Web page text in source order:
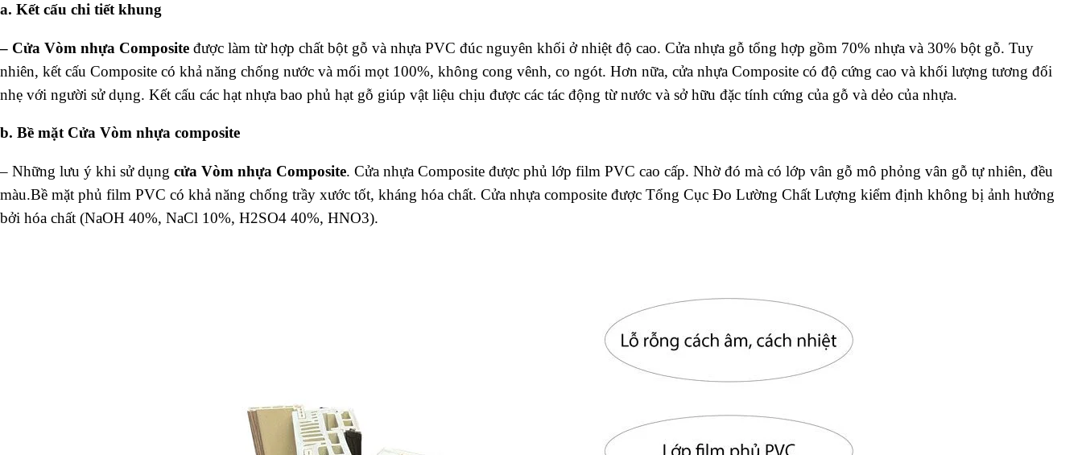
a. Kết cấu chi tiết khung
– Cửa Vòm nhựa Composite được làm từ hợp chất bột gỗ và nhựa PVC đúc nguyên khối ở nhiệt độ cao. Cửa nhựa gỗ tổng hợp gồm 70% nhựa và 30% bột gỗ. Tuy
nhiên, kết cấu Composite có khả năng chống nước và mối mọt 100%, không cong vênh, co ngót. Hơn nữa, cửa nhựa Composite có độ cứng cao và khối lượng tương đối
nhẹ với người sử dụng. Kết cấu các hạt nhựa bao phủ hạt gỗ giúp vật liệu chịu được các tác động từ nước và sở hữu đặc tính cứng của gỗ và dẻo của nhựa.
b. Bề mặt Cửa Vòm nhựa composite
– Những lưu ý khi sử dụng cửa Vòm nhựa Composite. Cửa nhựa Composite được phủ lớp film PVC cao cấp. Nhờ đó mà có lớp vân gỗ mô phỏng vân gỗ tự nhiên, đều
màu.Bề mặt phủ film PVC có khả năng chống trầy xước tốt, kháng hóa chất. Cửa nhựa composite được Tổng Cục Đo Lường Chất Lượng kiểm định không bị ảnh hưởng
bởi hóa chất (NaOH 40%, NaCl 10%, H2SO4 40%, HNO3).